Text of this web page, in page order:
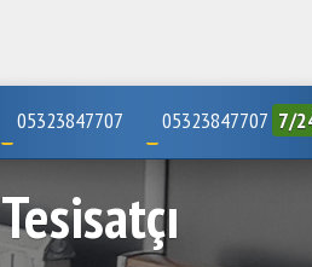
05323847707 05323847707 7/
Tesisatçı